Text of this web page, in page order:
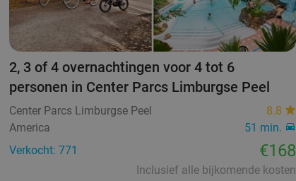
2, 3 of 4 overnachtingen voor 4 tot 6
personen in Center Parcs Limburgse Peel
Center Parcs Limburgse Peel
8.8
America
51 min.
Verkocht: 771
€168
Inclusief alle bijkomende kosten